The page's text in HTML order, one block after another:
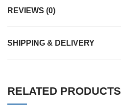
REVIEWS (0)
SHIPPING & DELIVERY
RELATED PRODUCTS